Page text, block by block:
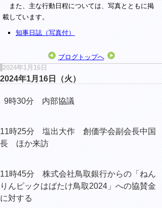
また、主な行動日程については、写真とともに掲
載しています。
知事日誌（写真付）
ブログトップへ
2024年1月16日
2024年1月16日（火）
9時30分 内部協議
11時25分 塩出大作 創価学会副会長中国
長 ほか来訪
11時45分 株式会社鳥取銀行からの「ねん
りんピックはばたけ鳥取2024」への協賛金
に対する